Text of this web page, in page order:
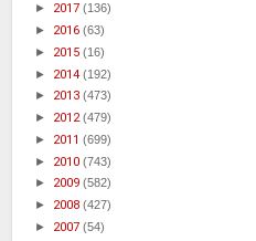
► 2017 (136)
► 2016 (63)
► 2015 (16)
► 2014 (192)
► 2013 (473)
► 2012(479)
► 2011 (699)
► 2010 (743)
► 2009 (582)
► 2008 (427)
► 2007 (54)